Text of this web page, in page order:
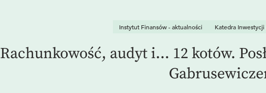
Instytut Finansów - aktualności Katedra
Rachunkowość, audyt i... 12 kotów.